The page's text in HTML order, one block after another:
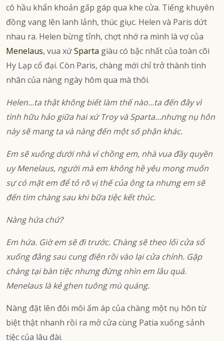
cô hầu khẩn khoản gấp gáp qua khe cửa. Tiếng khuyên
đồng vang lên lanh lảnh, thúc giục. Helen và Paris dứt
nhau ra. Helen bừng tỉnh, chợt nhớ ra mình là vợ của
Menelaus, vua xứSparta giàu có bậc nhất của toàn cõi
Hy Lạp cổ đại. Còn Paris, chàng mới chỉ trở thành tình
nhân của nàng ngày hôm qua mà thôi.
Helen…ta thật không biết làm thế nào…ta đến đây vì
tình hữu hảo giữa hai xứ Troy và Sparta…nhưng nụ hôn
này sẽ mang ta và nàng đến một số phận khác.
Em sẽ xuống dưới nhà vì chồng em, nhà vua đầy quyền
uy Menelaus, người mà em không hề yêu mong muốn
sự có mặt em để tỏ rõ vị thế của ông ta nhưng em sẽ
đến tìm chàng sau khi bữa tiệc kết thúc.
Nàng hứa chứ?
Em hứa. Giờ em sẽ đi trước. Chàng sẽ theo lối cửa sổ
xuống đằng sau cung điện rồi vào lại cửa chính. Gặp
chàng tại bàn tiệc nhưng đừng nhìn em lâu quá.
Menelaus là kẻ ghen tuông mù quáng.
Nàng đặt lên đôi môi ấm áp của chàng một nụ hôn từ
biệt thật nhanh rồi ra mở cửa cùng Patia xuống sảnh
tiệc của lâu đài.